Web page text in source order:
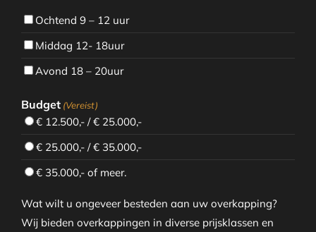
Ochtend 9 – 12 uur
Middag 12- 18uur
Avond 18 – 20uur
Budget (Vereist)
€ 12.500,- / € 25.000,-
€ 25.000,- / € 35.000,-
€ 35.000,- of meer.
Wat wilt u ongeveer besteden aan uw overkapping?
Wij bieden overkappingen in diverse prijsklassen en